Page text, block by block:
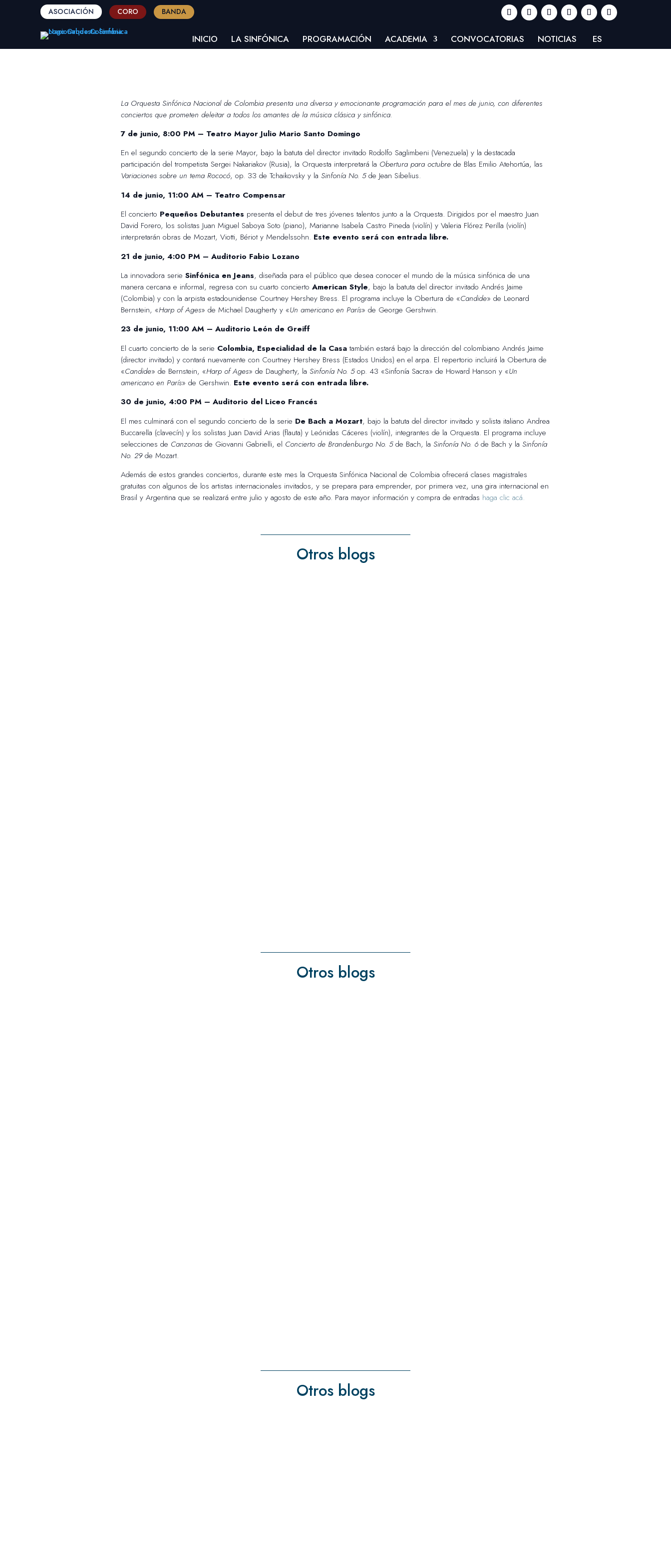
ASOCIACIÓN CORO BANDA
INICIO LA SINFÓNICA PROGRAMACIÓN ACADEMIA CONVOCATORIAS NOTICIAS ES
La Orquesta Sinfónica Nacional de Colombia presenta una diversa y emocionante programación para el mes de junio, con diferentes
conciertos que prometen deleitar a todos los amantes de la música clásica y sinfónica.
7 de junio, 8:00 PM – Teatro Mayor Julio Mario Santo Domingo
En el segundo concierto de la serie Mayor, bajo la batuta del director invitado Rodolfo Saglimbeni (Venezuela) y la destacada
participación del trompetista Sergei Nakariakov (Rusia), la Orquesta interpretará la Obertura para octubrede Blas Emilio Atehortúa, las
Variaciones sobre un tema Rococó, op. 33 de Tchaikovsky y la Sinfonía No. 5de Jean Sibelius.
14 de junio, 11:00 AM – Teatro Compensar
El concierto Pequeños Debutantes presenta el debut de tres jóvenes talentos junto a la Orquesta. Dirigidos por el maestro Juan
David Forero, los solistas Juan Miguel Saboya Soto (piano), Marianne Isabela Castro Pineda (violín) y Valeria Flórez Perilla (violín)
interpretarán obras de Mozart, Viotti, Bériot y Mendelssohn. Este evento será con entrada libre.
21 de junio, 4:00 PM – Auditorio Fabio Lozano
La innovadora serie Sinfónica en Jeans, diseñada para el público que desea conocer el mundo de la música sinfónica de una
manera cercana e informal, regresa con su cuarto concierto American Style, bajo la batuta del director invitado Andrés Jaime
(Colombia) y con la arpista estadounidense Courtney Hershey Bress. El programa incluye la Obertura de «Candide» de Leonard
Bernstein, «Harp of Ages» de Michael Daugherty y «Un americano en París» de George Gershwin.
23 de junio, 11:00 AM – Auditorio León de Greiff
El cuarto concierto de la serie Colombia, Especialidad de la Casatambién estará bajo la dirección del colombiano Andrés Jaime
(director invitado) y contará nuevamente con Courtney Hershey Bress (Estados Unidos) en el arpa. El repertorio incluirá la Obertura de
«Candide» de Bernstein, «Harp of Ages» de Daugherty, la Sinfonía No. 5op. 43 «Sinfonía Sacra» de Howard Hanson y «Un
americano en París» de Gershwin. Este evento será con entrada libre.
30 de junio, 4:00 PM – Auditorio del Liceo Francés
El mes culminará con el segundo concierto de la serie De Bach a Mozart, bajo la batuta del director invitado y solista italiano Andrea
Buccarella (clavecín) y los solistas Juan David Arias (flauta) y Leónidas Cáceres (violín), integrantes de la Orquesta. El programa incluye
selecciones de Canzonasde Giovanni Gabrielli, el Concierto de Brandenburgo No. 5de Bach, la Sinfonía No. 6de Bach y la Sinfonía
No. 29de Mozart.
Además de estos grandes conciertos, durante este mes la Orquesta Sinfónica Nacional de Colombia ofrecerá clases magistrales
gratuitas con algunos de los artistas internacionales invitados, y se prepara para emprender, por primera vez, una gira internacional en
Brasil y Argentina que se realizará entre julio y agosto de este año. Para mayor información y compra de entradas haga clic acá.
Otros blogs
Otros blogs
Otros blogs